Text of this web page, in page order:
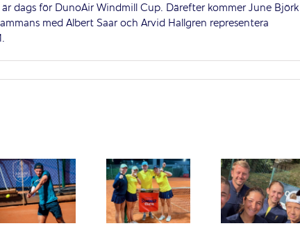
dags för DunoAir Windmill Cup. Därefter kommer June Björk
med Albert Saar och Arvid Hallgren representera